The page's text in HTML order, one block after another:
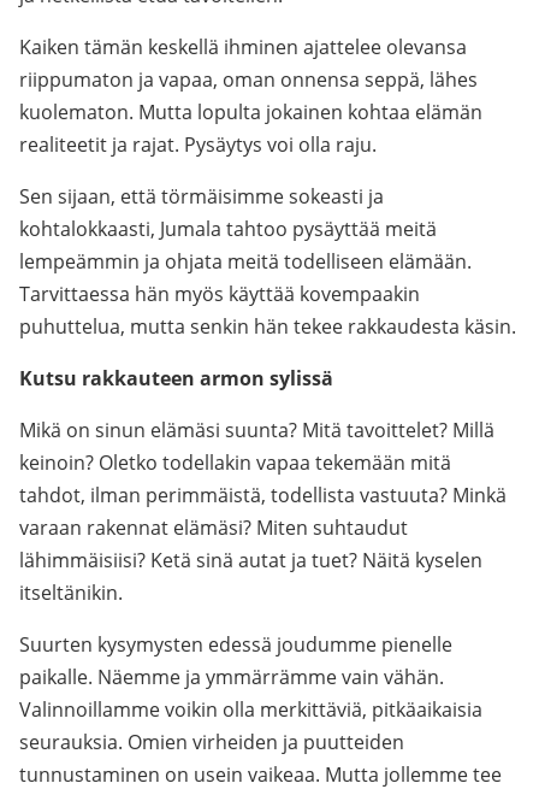
Kaiken tämän keskellä ihminen ajattelee olevansa
riippumaton ja vapaa, oman onnensa seppä, lähes
kuolematon. Mutta lopulta jokainen kohtaa elämän
realiteetit ja rajat. Pysäytys voi olla raju.
Sen sijaan, että törmäisimme sokeasti ja
kohtalokkaasti, Jumala tahtoo pysäyttää meitä
lempeämmin ja ohjata meitä todelliseen elämään.
Tarvittaessa hän myös käyttää kovempaakin
puhuttelua, mutta senkin hän tekee rakkaudesta käsin.
Kutsu rakkauteen armon sylissä
Mikä on sinun elämäsi suunta? Mitä tavoittelet? Millä
keinoin? Oletko todellakin vapaa tekemään mitä
tahdot, ilman perimmäistä, todellista vastuuta? Minkä
varaan rakennat elämäsi? Miten suhtaudut
lähimmäisiisi? Ketä sinä autat ja tuet? Näitä kyselen
itseltänikin.
Suurten kysymysten edessä joudumme pienelle
paikalle. Näemme ja ymmärrämme vain vähän.
Valinnoillamme voikin olla merkittäviä, pitkäaikaisia
seurauksia. Omien virheiden ja puutteiden
tunnustaminen on usein vaikeaa. Mutta jollemme tee